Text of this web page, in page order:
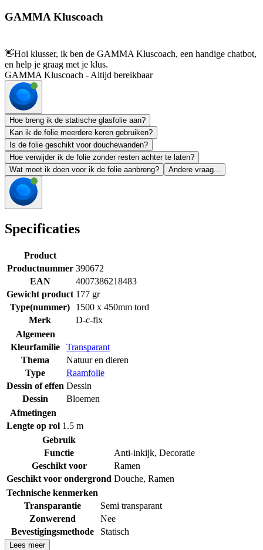
GAMMA Kluscoach
👋Hoi klusser, ik ben de GAMMA Kluscoach, een handige chatbot,
en help je graag met je klus.
GAMMA Kluscoach - Altijd bereikbaar
Hoe breng ik de statische glasfolie aan?
Kan ik de folie meerdere keren gebruiken?
Is de folie geschikt voor douchewanden?
Hoe verwijder ik de folie zonder resten achter te laten?
Wat moet ik doen voor ik de folie aanbreng?
Andere vraag...
Specificaties
Product
Productnummer 390672
EAN
4007386218483
Gewicht product 177 gr
Type(nummer)
1500 x 450mm tord
Merk
D-c-fix
Algemeen
Kleurfamilie
Transparant
Thema
Natuur en dieren
Type
Raamfolie
Dessin of effen Dessin
Dessin
Bloemen
Afmetingen
Lengte op rol 1.5 m
Gebruik
Functie
Anti-inkijk, Decoratie
Geschikt voor
Ramen
Geschikt voor ondergrond Douche, Ramen
Technische kenmerken
Transparantie
Semi transparant
Zonwerend
Nee
Bevestigingsmethode
Statisch
Lees meer